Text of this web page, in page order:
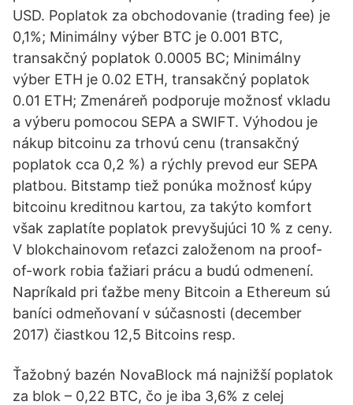
USD. Poplatok za obchodovanie (trading fee) je
0,1%; Minimálny výber BTC je 0.001 BTC,
transakčný poplatok 0.0005 BC; Minimálny
výber ETH je 0.02 ETH, transakčný poplatok
0.01 ETH; Zmenáreň podporuje možnosť vkladu
a výberu pomocou SEPA a SWIFT. Výhodou je
nákup bitcoinu za trhovú cenu (transakčný
poplatok cca 0,2 %) a rýchly prevod eur SEPA
platbou. Bitstamp tiež ponúka možnosť kúpy
bitcoinu kreditnou kartou, za takýto komfort
však zaplatíte poplatok prevyšujúci 10 % z ceny.
V blokchainovom reťazci založenom na proof-
of-work robia ťažiari prácu a budú odmenení.
Napríkald pri ťažbe meny Bitcoin a Ethereum sú
baníci odmeňovaní v súčasnosti (december
2017) čiastkou 12,5 Bitcoins resp.
Ťažobný bazén NovaBlock má najnižší poplatok
za blok – 0,22 BTC, čo je iba 3,6% z celej